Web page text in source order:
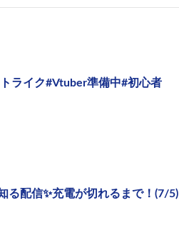
ライク#Vtuber準備中#初心者
る配信✨充電が切れるまで！(7/5)